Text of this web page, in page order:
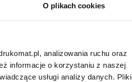
O plikach cookies
analizowania ruchu oraz
informacje o korzystaniu z naszej
usługi analizy danych. Pliki